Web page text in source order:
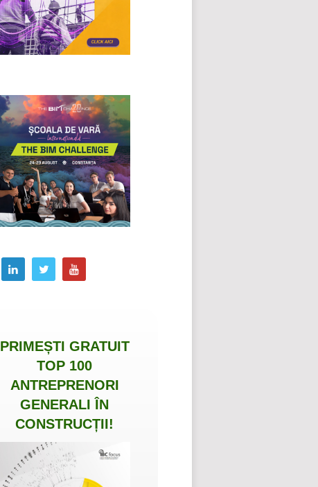
PRIMEȘTI GRATUIT
TOP 100
ANTREPRENORI
GENERALI ÎN
CONSTRUCȚII!